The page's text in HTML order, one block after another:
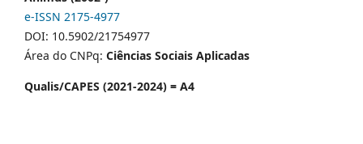
e-ISSN 2175-4977
DOI: 10.5902/21754977
Área do CNPq: Ciências Sociais Aplicadas
Qualis/CAPES (2021-2024) = A4